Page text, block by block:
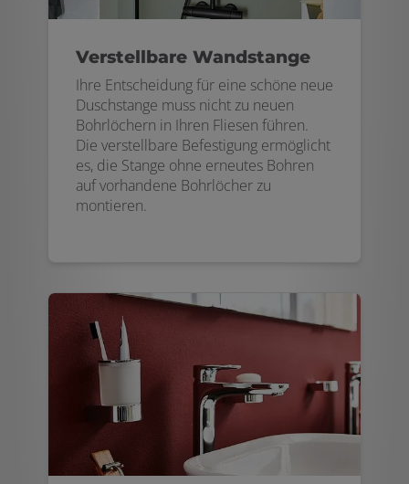
Verstellbare Wandstange
Ihre Entscheidung für eine schöne neue
Duschstange muss nicht zu neuen
Bohrlöchern in Ihren Fliesen führen.
Die verstellbare Befestigung ermöglicht
es, die Stange ohne erneutes Bohren
auf vorhandene Bohrlöcher zu
montieren.